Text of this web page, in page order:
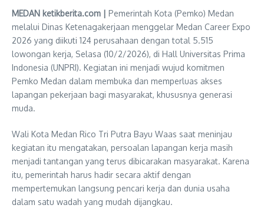
MEDAN ketikberita.com | Pemerintah Kota (Pemko) Medan
melalui Dinas Ketenagakerjaan menggelar Medan Career Expo
2026 yang diikuti 124 perusahaan dengan total 5.515
lowongan kerja, Selasa (10/2/2026), di Hall Universitas Prima
Indonesia (UNPRI). Kegiatan ini menjadi wujud komitmen
Pemko Medan dalam membuka dan memperluas akses
lapangan pekerjaan bagi masyarakat, khususnya generasi
muda.
Wali Kota Medan Rico Tri Putra Bayu Waas saat meninjau
kegiatan itu mengatakan, persoalan lapangan kerja masih
menjadi tantangan yang terus dibicarakan masyarakat. Karena
itu, pemerintah harus hadir secara aktif dengan
mempertemukan langsung pencari kerja dan dunia usaha
dalam satu wadah yang mudah dijangkau.